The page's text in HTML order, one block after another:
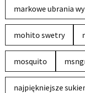
markowe ubrania
mohito swetry
mosquito
najpiękniejsze